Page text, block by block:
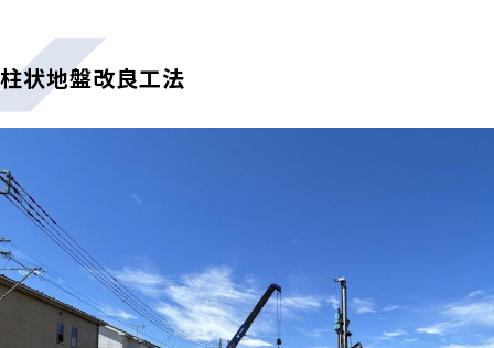
柱状地盤改良工法